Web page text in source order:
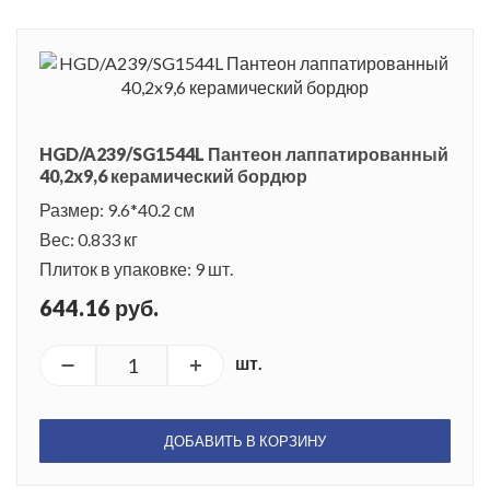
HGD/A239/SG1544L Пантеон лаппатированный
40,2x9,6 керамический бордюр
Размер: 9.6*40.2 см
Вес: 0.833 кг
Плиток в упаковке: 9 шт.
644.16 руб.
шт.
ДОБАВИТЬ В КОРЗИНУ